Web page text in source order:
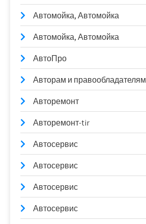
Автомойка, Автомойка
Автомойка, Автомойка
АвтоПро
Авторам и правообладателям
Авторемонт
Авторемонт-tir
Автосервис
Автосервис
Автосервис
Автосервис